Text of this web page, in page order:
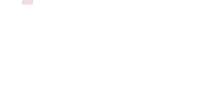
Failed to initialize plugin: wplink